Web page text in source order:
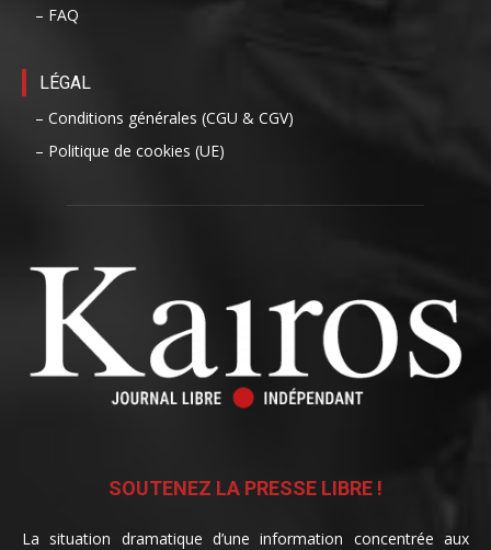
– FAQ
LÉGAL
– Conditions générales (CGU & CGV)
– Politique de cookies (UE)
SOUTENEZ LA PRESSE LIBRE !
La situation dramatique d’une information concentrée aux